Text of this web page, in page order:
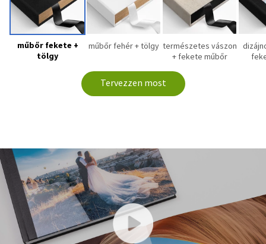
műbőr fekete +
tölgy
műbőr fehér + tölgy természetes vászon
+ fekete műbőr
Tervezzen most